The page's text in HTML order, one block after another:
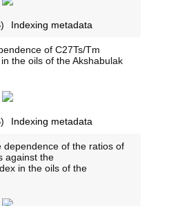
Indexing metadata
of C27Ts/Tm
the oils of the Akshabulak
Indexing metadata
dependence of the ratios of
against the
in the oils of the